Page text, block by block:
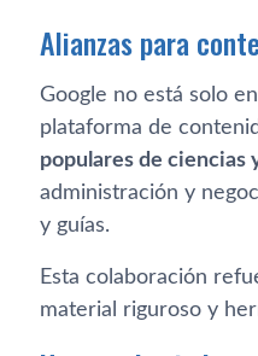
Alianzas para
Google no está solo
plataforma de
populares de ciencias
administración y
y guías.
Esta colaboración
material riguroso y